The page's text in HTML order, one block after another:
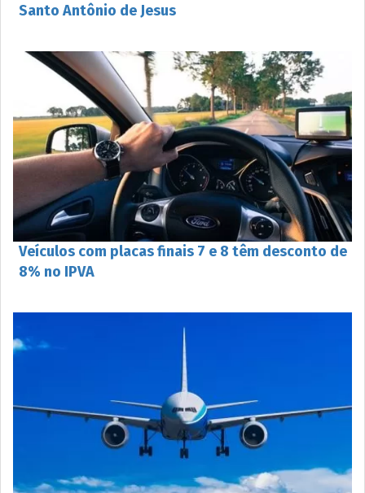
Santo Antônio de Jesus
Veículos com placas finais 7 e 8 têm desconto de
8% no IPVA